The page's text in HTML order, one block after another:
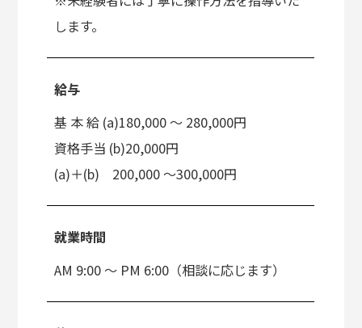
します。
給与
基 本 給 (a)180,000 〜 280,000円
資格手当 (b)20,000円
(a)＋(b) 200,000 ～300,000円
就業時間
AM 9:00 ～ PM 6:00（相談に応じます）